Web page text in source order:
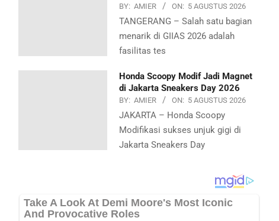
BY: AMIER ON: 5 AGUSTUS 2026
TANGERANG – Salah satu bagian
menarik di GIIAS 2026 adalah
fasilitas tes
Honda Scoopy Modif Jadi Magnet
di Jakarta Sneakers Day 2026
BY: AMIER ON: 5 AGUSTUS 2026
JAKARTA – Honda Scoopy
Modifikasi sukses unjuk gigi di
Jakarta Sneakers Day